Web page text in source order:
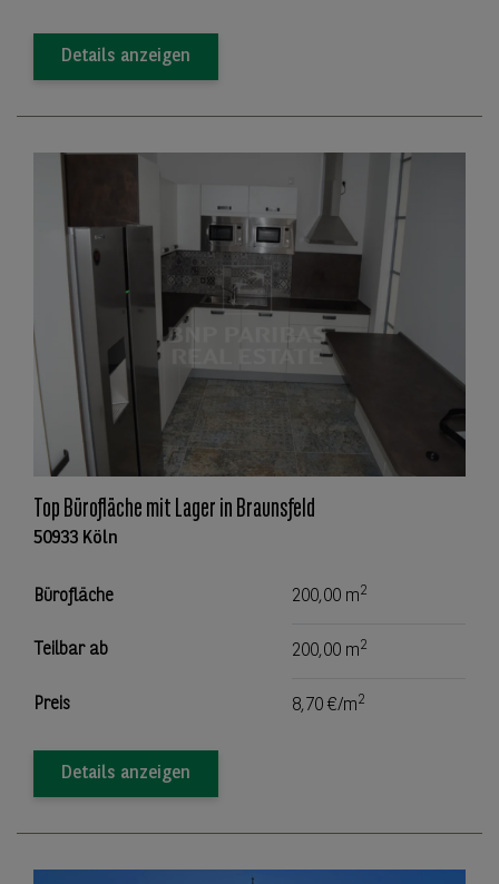
Details anzeigen
Top Bürofläche mit Lager in Braunsfeld
50933 Köln
Bürofläche 200,00 m2
Teilbar ab 200,00 m2
Preis 8,70 €/m2
Details anzeigen